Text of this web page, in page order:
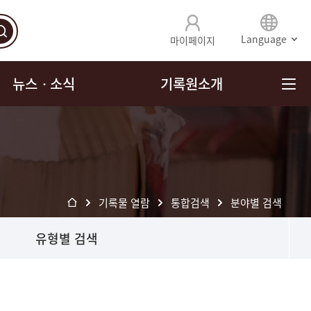
마이페이지 Language
뉴스ㆍ소식 기록원소개
기록물 열람 통합검색 분야별 검색
유형별 검색